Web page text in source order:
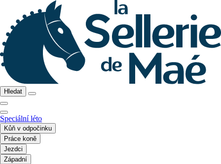
Hledat
Speciální léto
Kůň v odpočinku
Práce koně
Jezdci
Západní